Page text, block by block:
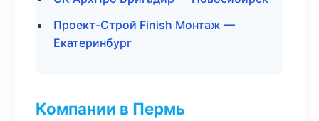
Проект-Строй Finish Монтаж —
Екатеринбург
Компании в Пермь